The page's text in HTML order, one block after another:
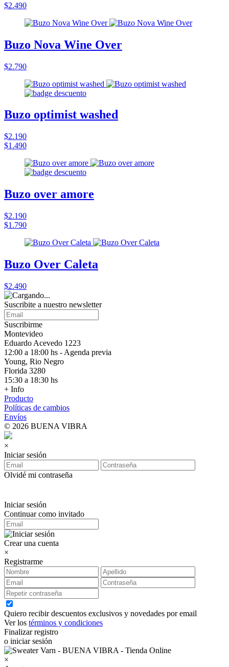
$2.490
Buzo Nova Wine Over
$2.790
Buzo optimist washed
$2.190
$1.490
Buzo over amore
$2.190
$1.790
Buzo Over Caleta
$2.490
Suscribite a nuestro newsletter
Suscribirme
Montevideo
Eduardo Acevedo 1223
12:00 a 18:00 hs - Agenda previa
Young, Rio Negro
Florida 3280
15:30 a 18:30 hs
+ Info
Producto
Políticas de cambios
Envíos
© 2026 BUENA VIBRA
×
Iniciar sesión
Olvidé mi contraseña
Iniciar sesión
Continuar como invitado
Crear una cuenta
×
Registrarme
Quiero recibir descuentos exclusivos y novedades por email
Ver los términos y condiciones
Finalizar registro
o iniciar sesión
×